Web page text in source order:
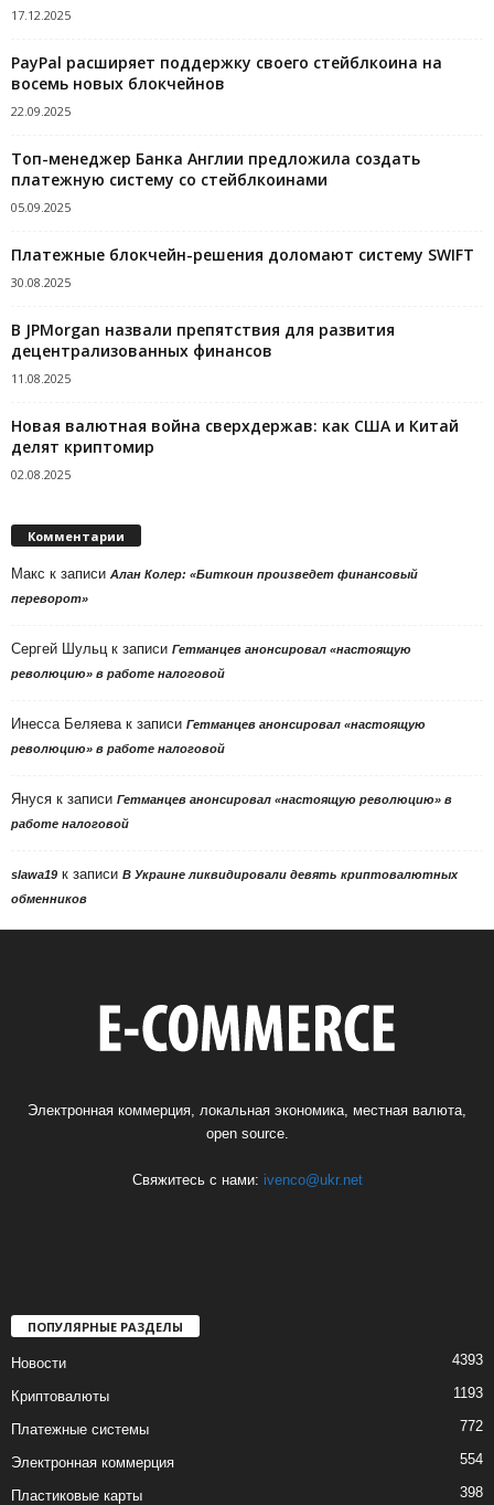
17.12.2025
PayPal расширяет поддержку своего стейблкоина на
восемь новых блокчейнов
22.09.2025
Топ-менеджер Банка Англии предложила создать
платежную систему со стейблкоинами
05.09.2025
Платежные блокчейн-решения доломают систему SWIFT
30.08.2025
В JPMorgan назвали препятствия для развития
децентрализованных финансов
11.08.2025
Новая валютная война сверхдержав: как США и Китай
делят криптомир
02.08.2025
Комментарии
Макс к записи Алан Колер: «Биткоин произведет финансовый
переворот»
Сергей Шульцк записи Гетманцев анонсировал «настоящую
революцию» в работе налоговой
Инесса Беляевак записи Гетманцев анонсировал «настоящую
революцию» в работе налоговой
Януся к записи Гетманцев анонсировал «настоящую революцию» в
работе налоговой
slawa19 к записи В Украине ликвидировали девять криптовалютных
обменников
Электронная коммерция, локальная экономика, местная валюта,
open source.
Свяжитесь с нами: ivenco@ukr.net
ПОПУЛЯРНЫЕ РАЗДЕЛЫ
Новости 4393
Криптовалюты 1193
Платежные системы 772
Электронная коммерция 554
Пластиковые карты 398